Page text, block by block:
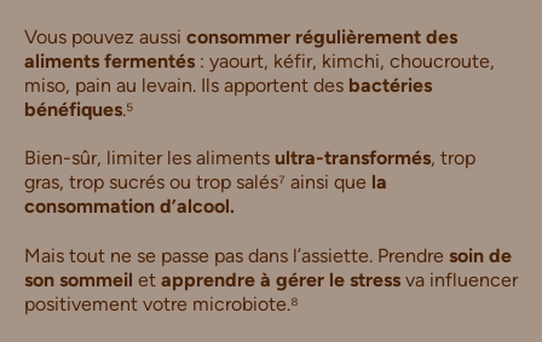
Vous pouvez aussi consommer régulièrement des
aliments fermentés : yaourt, kéfir, kimchi, choucroute,
miso, pain au levain. Ils apportent des bactéries
bénéfiques.⁵
Bien-sûr, limiter les aliments ultra-transformés, trop
gras, trop sucrés ou trop salés⁷ ainsi que la
consommation d’alcool.
Mais tout ne se passe pas dans l’assiette. Prendre soin de
son sommeil et apprendre à gérer le stress va influencer
positivement votre microbiote.⁸